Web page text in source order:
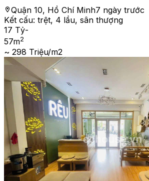
Quận 10, Hồ Chí Minh7 ngày trước
Kết cấu: trệt, 4 lầu, sân thượng
17 Tỷ-
57m2
~ 298 Triệu/m2